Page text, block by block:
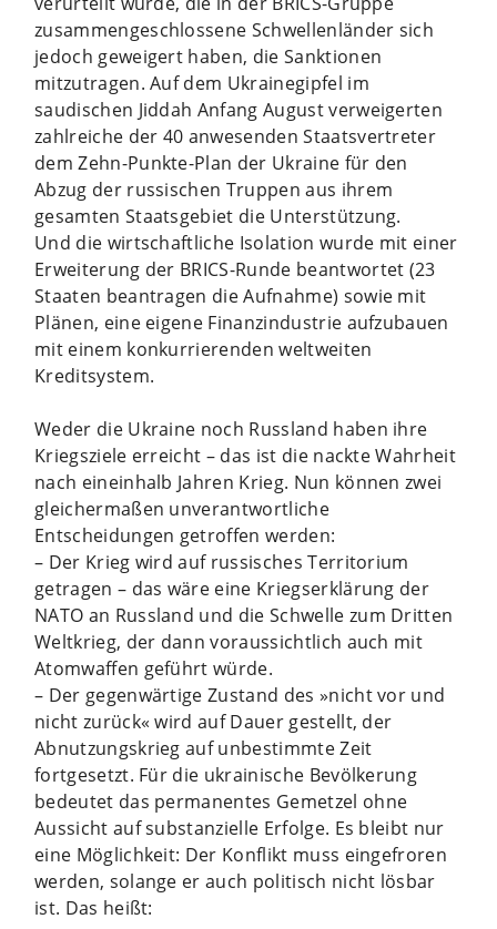
zusammengeschlossene Schwellenländer sich
jedoch geweigert haben, die Sanktionen
mitzutragen. Auf dem Ukrainegipfel im
saudischen Jiddah Anfang August verweigerten
zahlreiche der 40 anwesenden Staatsvertreter
dem Zehn-Punkte-Plan der Ukraine für den
Abzug der russischen Truppen aus ihrem
gesamten Staatsgebiet die Unterstützung.
Und die wirtschaftliche Isolation wurde mit einer
Erweiterung der BRICS-Runde beantwortet (23
Staaten beantragen die Aufnahme) sowie mit
Plänen, eine eigene Finanzindustrie aufzubauen
mit einem konkurrierenden weltweiten
Kreditsystem.
Weder die Ukraine noch Russland haben ihre
Kriegsziele erreicht – das ist die nackte Wahrheit
nach eineinhalb Jahren Krieg. Nun können zwei
gleichermaßen unverantwortliche
Entscheidungen getroffen werden:
– Der Krieg wird auf russisches Territorium
getragen – das wäre eine Kriegserklärung der
NATO an Russland und die Schwelle zum Dritten
Weltkrieg, der dann voraussichtlich auch mit
Atomwaffen geführt würde.
– Der gegenwärtige Zustand des »nicht vor und
nicht zurück« wird auf Dauer gestellt, der
Abnutzungskrieg auf unbestimmte Zeit
fortgesetzt. Für die ukrainische Bevölkerung
bedeutet das permanentes Gemetzel ohne
Aussicht auf substanzielle Erfolge. Es bleibt nur
eine Möglichkeit: Der Konflikt muss eingefroren
werden, solange er auch politisch nicht lösbar
ist. Das heißt: